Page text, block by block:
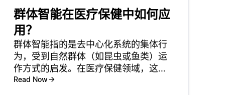
群体智能在医疗保健中如何应
用？
群体智能指的是去中心化系统的集体行
为，受到自然群体（如昆虫或鱼类）运
作方式的启发。在医疗保健领域，这一
概念可以通过多种方式应用，包括病人
Read Now